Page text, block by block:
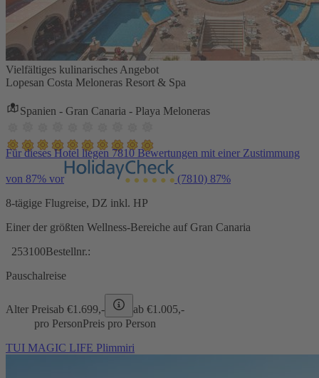
Vielfältiges kulinarisches Angebot
Lopesan Costa Meloneras Resort & Spa
Spanien - Gran Canaria - Playa Meloneras
Für dieses Hotel liegen 7810 Bewertungen mit einer Zustimmung
von 87% vor (7810) 87%
8-tägige Flugreise, DZ inkl. HP
Einer der größten Wellness-Bereiche auf Gran Canaria
253100Bestellnr.:
Pauschalreise
Alter Preisab €1.699,- ab €1.005,-
pro PersonPreis pro Person
TUI MAGIC LIFE Plimmiri